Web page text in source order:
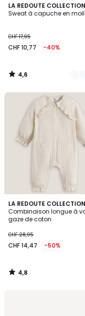
LA REDOUTE
Sweat à capuche en
CHF 17,95
CHF 10,77 -40%
4,6
/ 5
2
Couleurs
4,6
/
LA REDOUTE
Combinaison longue à
gaze de coton
CHF 28,95
CHF 14,47 -50%
4,8
/ 5
4,8
/